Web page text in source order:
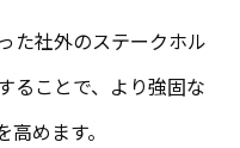
た社外のステークホル
ることで、より強固な
めます。